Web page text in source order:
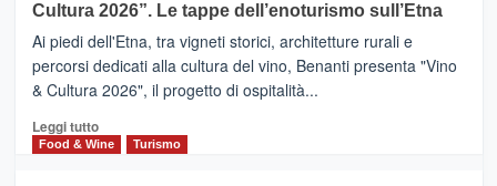
la
Alcantara
nei
primi
nella
classifica
SAN
DOMENICO
PALACE
TAORMINA,
UN
HOTEL
FOUR
Cultura 2026”. Le tappe dell’enoturismo sull’Etna
Ai piedi dell'Etna, tra vigneti storici, architetture rurali e
percorsi dedicati alla cultura del vino, Benanti presenta "Vino
& Cultura 2026", il progetto di ospitalità...
Leggi tuttoLeggi
di
Food & Wine Turismo